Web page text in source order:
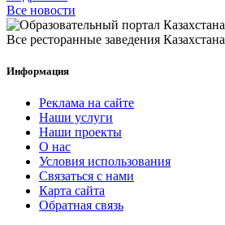
Все новости
Все ресторанные заведения Казахстана
Информация
Реклама на сайте
Наши услуги
Наши проекты
О нас
Условия использования
Связаться с нами
Карта сайта
Обратная связь